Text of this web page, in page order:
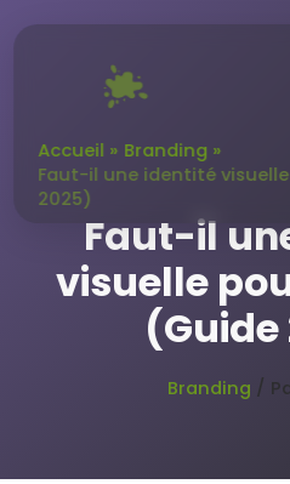
au
Accueil
Branding
Faut-il une identité
2025)
Faut-il
visuelle
(Guide
Branding /